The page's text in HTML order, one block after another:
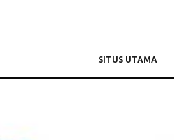
SITUS UTAMA